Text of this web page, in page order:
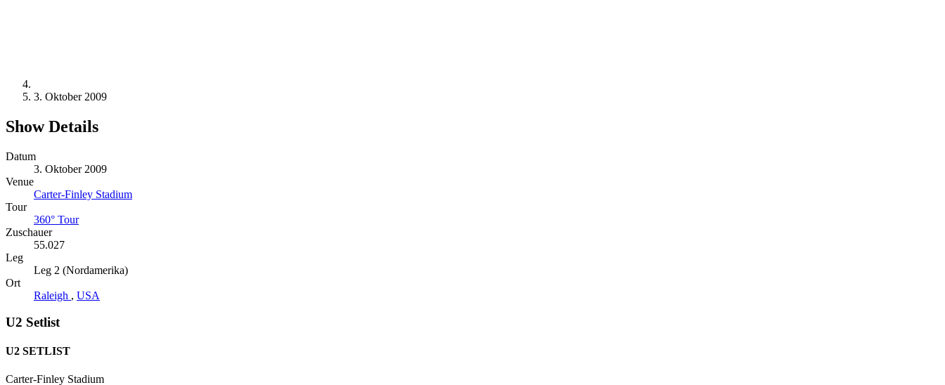
3. Oktober 2009
Show Details
Datum
3. Oktober 2009
Venue
Carter-Finley Stadium
Tour
360° Tour
Zuschauer
55.027
Leg
Leg 2 (Nordamerika)
Ort
Raleigh , USA
U2 Setlist
U2 SETLIST
Carter-Finley Stadium